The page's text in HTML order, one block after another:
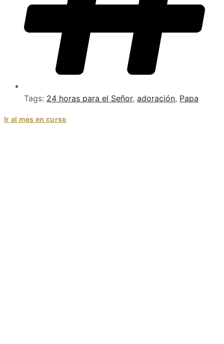
Tags: 24 horas para el Señor, adoración, Papa
Ir al mes en curso